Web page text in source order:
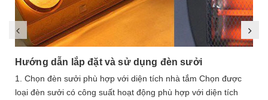
Hướng dẫn lắp đặt và sử dụng đèn sưởi
1. Chọn đèn sưởi phù hợp với diện tích nhà tắm Chọn được
loại đèn sưởi có công suất hoạt động phù hợp với diện tích